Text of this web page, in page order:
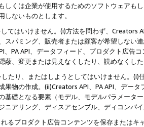
しくは企業が使用するためのソフトウェアも
しないものとします。
てはいけません。(i)方法を問わず、Creators
スパミング、販売者または顧客が希望しない
、PA API、データフィード、プロダクト広告
蔽、変更または見えなくしたり、読めなくし
たり、またはしようとしてはいけません。
果物の作成。(ii)Creators API、PA API、デー
基礎となる要素（モデル、モデルパラメータ
ニアリング、ディスアセンブル、ディコンパ
るプロダクト広告コンテンツを保存または